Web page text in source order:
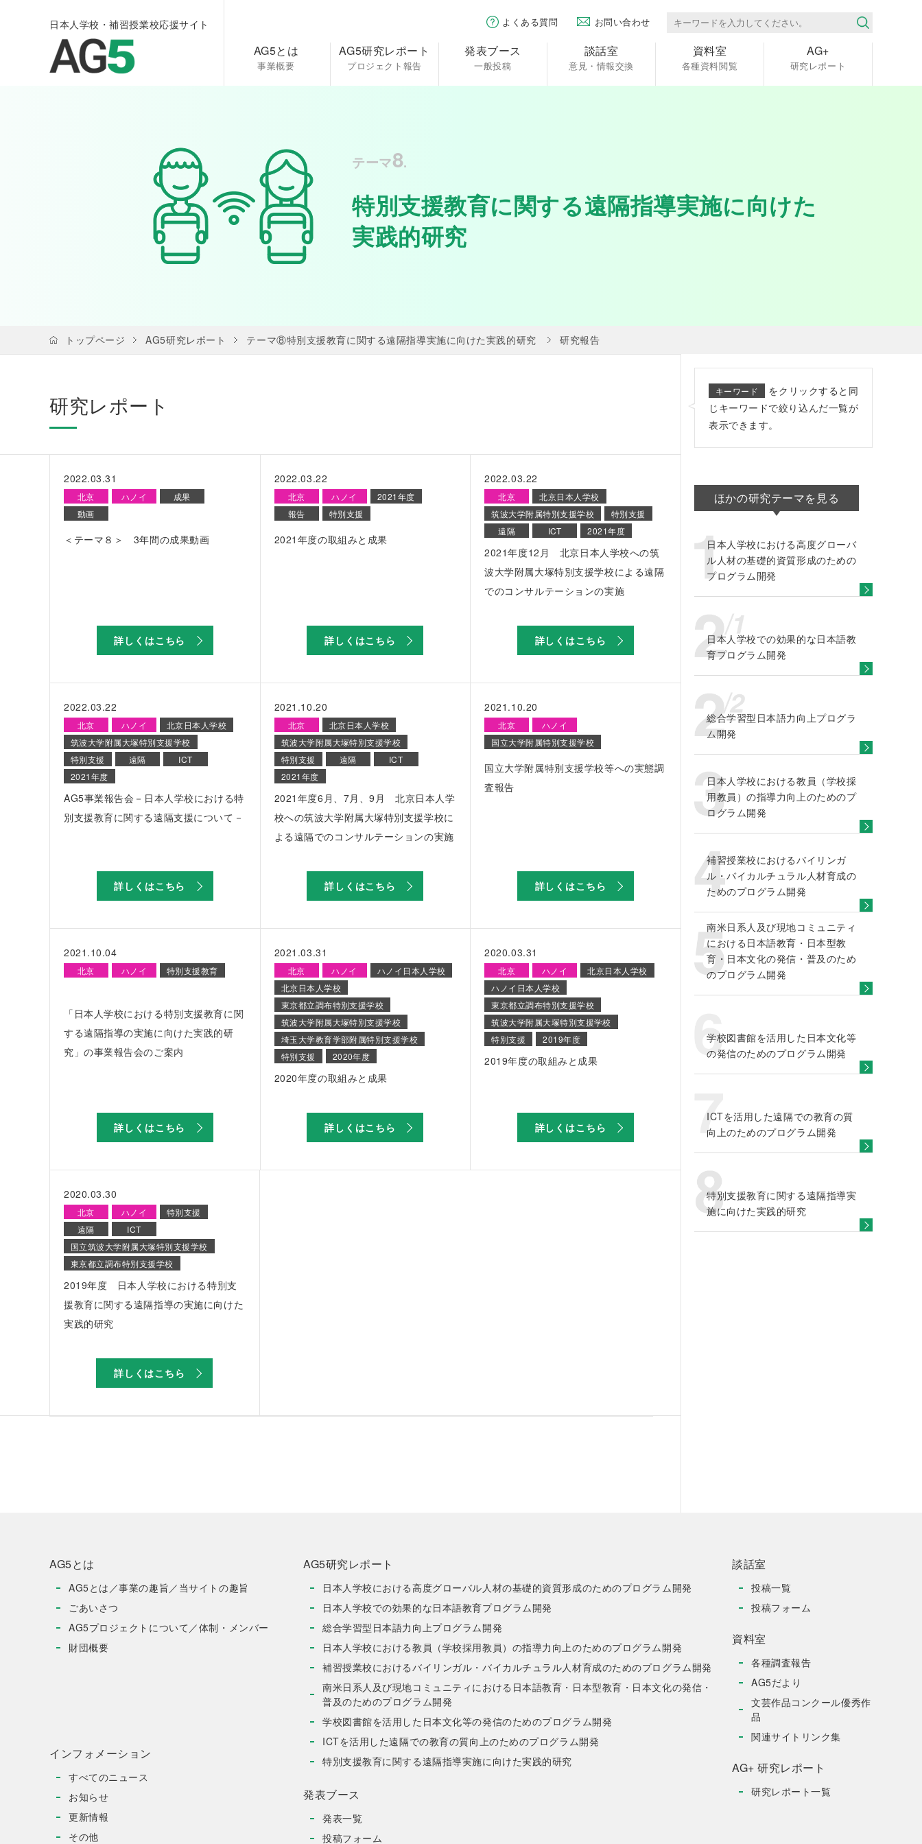
日本人学校・補習授業校応援サイト よくある質問 お問い合わせ
AG5とは
事業概要
AG5研究レポート
プロジェクト報告
発表ブース
一般投稿
談話室
意見・情報交換
資料室
各種資料閲覧
AG+
研究レポート
テーマ8.
特別支援教育に関する遠隔指導実施に向けた
実践的研究
トップページ AG5研究レポート テーマ⑧特別支援教育に関する遠隔指導実施に向けた実践的研究 研究報告
研究レポート
2022.03.31
北京 ハノイ
成果
動画
＜テーマ８＞ 3年間の成果動画
詳しくはこちら
2022.03.22
北京 ハノイ
2021年度
報告
特別支援
2021年度の取組みと成果
詳しくはこちら
2022.03.22
北京
北京日本人学校
筑波大学附属特別支援学校
特別支援
遠隔
ICT 2021年度
2021年度12月 北京日本人学校への筑
波大学附属大塚特別支援学校による遠隔
でのコンサルテーションの実施
詳しくはこちら
2022.03.22
北京 ハノイ
北京日本人学校
筑波大学附属大塚特別支援学校
特別支援
遠隔
ICT
2021年度
AG5事業報告会－日本人学校における特
別支援教育に関する遠隔支援について－
詳しくはこちら
2021.10.20
北京
北京日本人学校
筑波大学附属大塚特別支援学校
特別支援
遠隔
ICT
2021年度
2021年度6月、7月、9月 北京日本人学
校への筑波大学附属大塚特別支援学校に
よる遠隔でのコンサルテーションの実施
詳しくはこちら
2021.10.20
北京
ハノイ
国立大学附属特別支援学校
国立大学附属特別支援学校等への実態調
査報告
詳しくはこちら
2021.10.04
北京 ハノイ 特別支援教育
「日本人学校における特別支援教育に関
する遠隔指導の実施に向けた実践的研
究」の事業報告会のご案内
詳しくはこちら
2021.03.31
北京 ハノイ
ハノイ日本人学校
北京日本人学校
東京都立調布特別支援学校
筑波大学附属大塚特別支援学校
埼玉大学教育学部附属特別支援学校
特別支援
2020年度
2020年度の取組みと成果
詳しくはこちら
2020.03.31
北京 ハノイ
北京日本人学校
ハノイ日本人学校
東京都立調布特別支援学校
筑波大学附属大塚特別支援学校
特別支援
2019年度
2019年度の取組みと成果
詳しくはこちら
2020.03.30
北京 ハノイ
特別支援
遠隔
ICT
国立筑波大学附属大塚特別支援学校
東京都立調布特別支援学校
2019年度 日本人学校における特別支
援教育に関する遠隔指導の実施に向けた
実践的研究
詳しくはこちら
キーワード
をクリックすると同
じキーワードで絞り込んだ一覧が
表示できます。
ほかの研究テーマを見る
日本人学校における高度グローバ
ル人材の基礎的資質形成のための
プログラム開発
日本人学校での効果的な日本語教
育プログラム開発
総合学習型日本語力向上プログラ
ム開発
日本人学校における教員（学校採
用教員）の指導力向上のためのプ
ログラム開発
補習授業校におけるバイリンガ
ル・バイカルチュラル人材育成の
ためのプログラム開発
南米日系人及び現地コミュニティ
における日本語教育・日本型教
育・日本文化の発信・普及のため
のプログラム開発
学校図書館を活用した日本文化等
の発信のためのプログラム開発
ICTを活用した遠隔での教育の質
向上のためのプログラム開発
特別支援教育に関する遠隔指導実
施に向けた実践的研究
AG5とは
AG5とは／事業の趣旨／当サイトの趣旨
ごあいさつ
AG5プロジェクトについて／体制・メンバー
財団概要
インフォメーション
すべてのニュース
お知らせ
更新情報
その他
AG5研究レポート
日本人学校における高度グローバル人材の基礎的資質形成のためのプログラム開発
日本人学校での効果的な日本語教育プログラム開発
総合学習型日本語力向上プログラム開発
日本人学校における教員（学校採用教員）の指導力向上のためのプログラム開発
補習授業校におけるバイリンガル・バイカルチュラル人材育成のためのプログラム開発
南米日系人及び現地コミュニティにおける日本語教育・日本型教育・日本文化の発信・
普及のためのプログラム開発
学校図書館を活用した日本文化等の発信のためのプログラム開発
ICTを活用した遠隔での教育の質向上のためのプログラム開発
特別支援教育に関する遠隔指導実施に向けた実践的研究
発表ブース
発表一覧
投稿フォーム
談話室
投稿一覧
投稿フォーム
資料室
各種調査報告
AG5だより
文芸作品コンクール優秀作
品
関連サイトリンク集
AG+ 研究レポート
研究レポート一覧